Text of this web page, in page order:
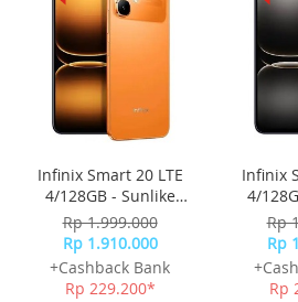
mm)
Only
Infinix Smart 20 LTE
4/128GB - Sunlike
Orange
Rp 1.999.000
Rp 1.910.000
+Cashback Bank
Rp 229.200*
Infinix
4/
Rp
Rp
Rp